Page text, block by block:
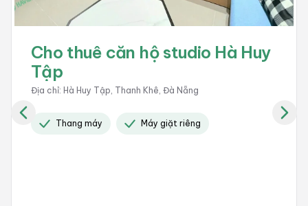
Cho thuê căn hộ studio Hà Huy
Tập
Địa chỉ: Hà Huy Tập, Thanh Khê, Đà Nẵng
Thang máy Máy giặt riêng